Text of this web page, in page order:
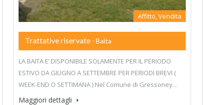
Affitto, Vendita
Trattative riservate - Baita
LA BAITA E’ DISPONIBILE SOLAMENTE PER IL PERIODO
ESTIVO DA GIUGNO A SETTEMBRE PER PERIODI BREVI (
WEEK-END O SETTIMANA ) Nel Comune di Gressoney…
Maggiori dettagli